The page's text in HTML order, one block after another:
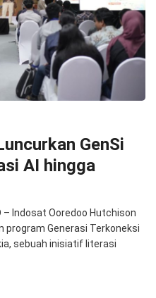
GenSi
AI hingga
– Indosat Ooredoo Hutchison
program Generasi Terkoneksi
sebuah inisiatif literasi